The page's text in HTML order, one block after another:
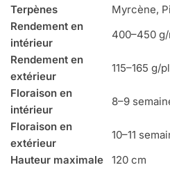
Terpènes
Myrcène,
Rendement en
intérieur
400–450 g/
Rendement en
extérieur
115–165 g/
Floraison en
intérieur
8–9
Floraison en
extérieur
10–11
Hauteur maximale
120 cm